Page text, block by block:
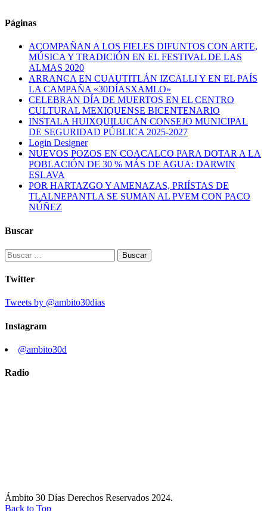
Páginas
ACOMPAÑAN A LOS FIELES DIFUNTOS CON ARTE,
MÚSICA Y TRADICIÓN EN EL FESTIVAL DE LAS
ALMAS 2020
ARRANCA EN CUAUTITLÁN IZCALLI Y EN EL PAÍS
LA CAMPAÑA «30DÍASXAMLO»
CELEBRAN DÍA DE MUERTOS EN EL CENTRO
CULTURAL MEXIQUENSE BICENTENARIO
INSTALA HUIXQUILUCAN CONSEJO MUNICIPAL
DE SEGURIDAD PÚBLICA 2025-2027
Login Designer
NUEVOS POZOS EN COACALCO PARA DOTAR A LA
POBLACIÓN DE 30 % MÁS DE AGUA: DARWIN
ESLAVA
POR HARTAZGO Y AMENAZAS, PRIÍSTAS DE
TLALNEPANTLA SE SUMAN AL PVEM CON PACO
NÚÑEZ
Buscar
Buscar:
Twitter
Tweets by @ambito30dias
Instagram
@ambito30d
Radio
Ámbito 30 Días Derechos Reservados 2024.
Back to Top